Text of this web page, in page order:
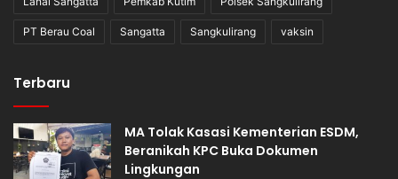
PT Berau Coal Sangatta Sangkulirang vaksin
Terbaru
MA Tolak Kasasi Kementerian ESDM,
Beranikah KPC Buka Dokumen
Lingkungan